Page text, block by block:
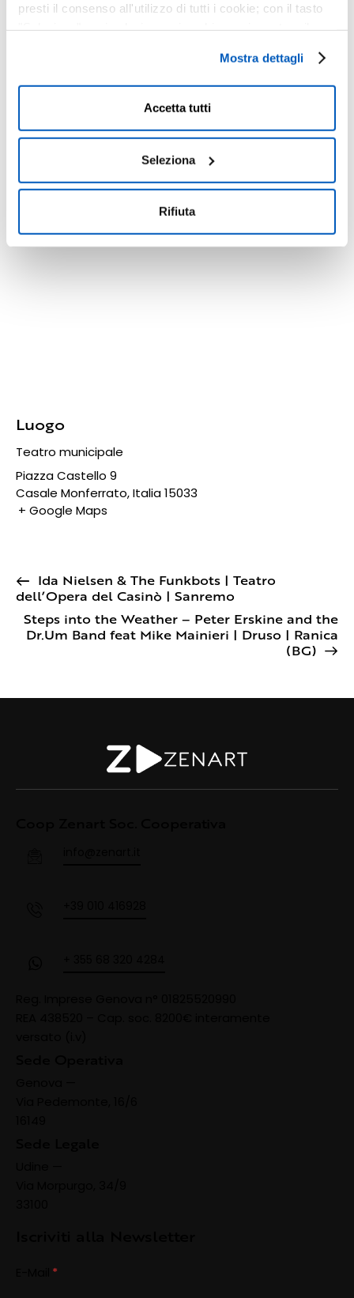
presti il consenso all'utilizzo di tutti i cookie; con il tasto
destra puoi continuare la navigazione solo con l'utilizzo
dei cookie necessari. Per saperne di più ed
eventualmente modificare il tuo consenso, consulta
liberamente prestare, rifiutare o revocare il proprio
consenso in qualsiasi momento, accedendo al pannello
Mostra Dettagli.
Mostra dettagli
Accetta tutti
Seleziona
Rifiuta
Settembre 12, 2025
Sito web:
https://www.mailticket.it/evento/48686/dado-
Luogo
Teatro municipale
Piazza Castello 9
Casale Monferrato,Italia15033
+ Google Maps
Ida Nielsen & The Funkbots | Teatro
dell’Opera del Casinò | Sanremo
Steps into the Weather – Peter Erskine and the
Dr.Um Band feat Mike Mainieri | Druso | Ranica
(BG)